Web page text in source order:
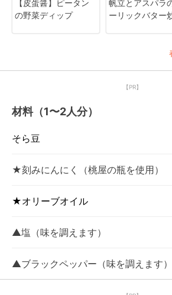
【皮蛋醤】ピータン
の野菜ディップ
帆立とアスパラ
ーリックバター
【PR】
材料（1〜2人分）
そら豆
★刻みにんにく（桃屋の瓶を使用）
★オリーブオイル
▲塩（味を調えます）
▲ブラックペッパー（味を調えます）